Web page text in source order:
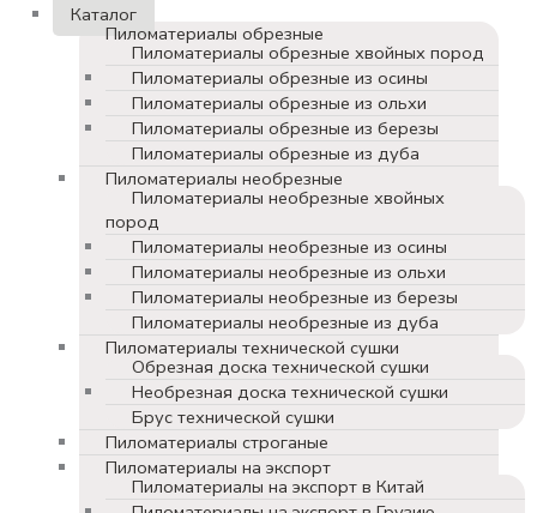
Каталог
Пиломатериалы обрезные
Пиломатериалы обрезные хвойных пород
Пиломатериалы обрезные из осины
Пиломатериалы обрезные из ольхи
Пиломатериалы обрезные из березы
Пиломатериалы обрезные из дуба
Пиломатериалы необрезные
Пиломатериалы необрезные хвойных
пород
Пиломатериалы необрезные из осины
Пиломатериалы необрезные из ольхи
Пиломатериалы необрезные из березы
Пиломатериалы необрезные из дуба
Пиломатериалы технической сушки
Обрезная доска технической сушки
Необрезная доска технической сушки
Брус технической сушки
Пиломатериалы строганые
Пиломатериалы на экспорт
Пиломатериалы на экспорт в Китай